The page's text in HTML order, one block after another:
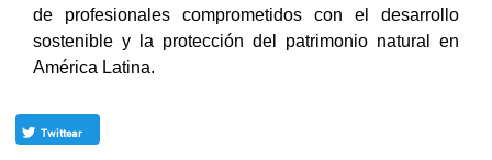
de profesionales comprometidos con el desarrollo
sostenible y la protección del patrimonio natural en
América Latina.
Twittear